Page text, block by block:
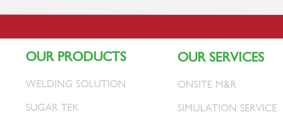
OUR PRODUCTS
WELDING SOLUTION
SUGAR TEK
OUR SERVICES
ONSITE M&R
SIMULATION SERVICE